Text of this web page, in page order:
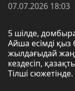
07.07.2026 18:03
5 шілде,
Айша есімді қыз
жылдағыдай
кездесіп,
Тілші сюжетінде.